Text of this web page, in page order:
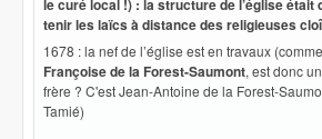
tenir les laïcs à distance des religieuses
1678 : la nef de l’église est en travaux
Françoise de la Forest-Saumont, est donc
frère ? C'est Jean-Antoine de la Forest-
Tamié)